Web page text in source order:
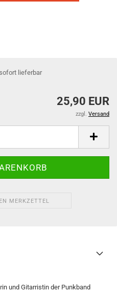
lieferbar
25,90 EUR
zzgl. Versand
MERKZETTEL
und Gitarristin der Punkband